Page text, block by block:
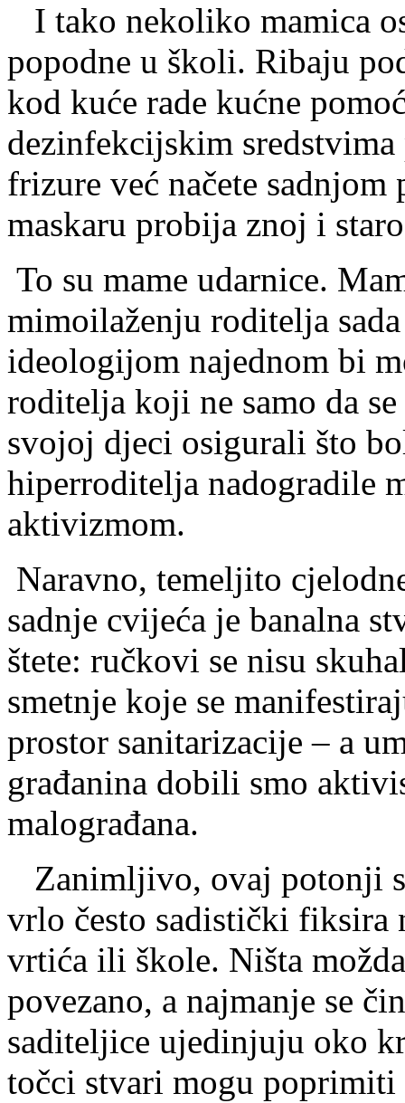
I tako nekoliko mamica
popodne u školi. Ribaju
kod kuće rade kućne
dezinfekcijskim
frizure već načete sadnjom
maskaru probija znoj i
To su mame udarnice.
mimoilaženju roditelja
ideologijom najednom bi
roditelja koji ne samo da
svojoj djeci osigurali što
hiperroditelja nadogradile
aktivizmom.
Naravno, temeljito
sadnje cvijeća je banalna
štete: ručkovi se nisu
smetnje koje se
prostor sanitarizacije – a
građanina dobili smo
malograđana.
Zanimljivo, ovaj potonji
vrlo često sadistički fiksira
vrtića ili škole. Ništa
povezano, a najmanje se
saditeljice ujedinjuju oko
točci stvari mogu